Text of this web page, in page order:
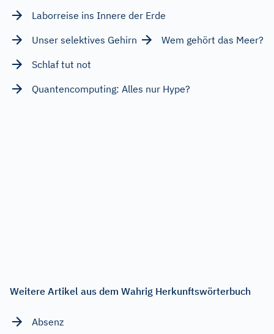
Laborreise ins Innere der Erde
Unser selektives Gehirn
Wem gehört das Meer?
Schlaf tut not
Quantencomputing: Alles nur Hype?
Weitere Artikel aus dem Wahrig Herkunftswörterbuch
Absenz